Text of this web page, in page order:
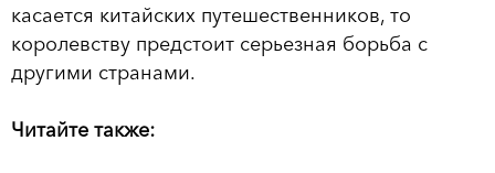
касается китайских путешественников, то
королевству предстоит серьезная борьба с
другими странами.
Читайте также: